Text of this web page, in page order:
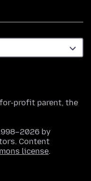
profit parent, the
by
Content
license.